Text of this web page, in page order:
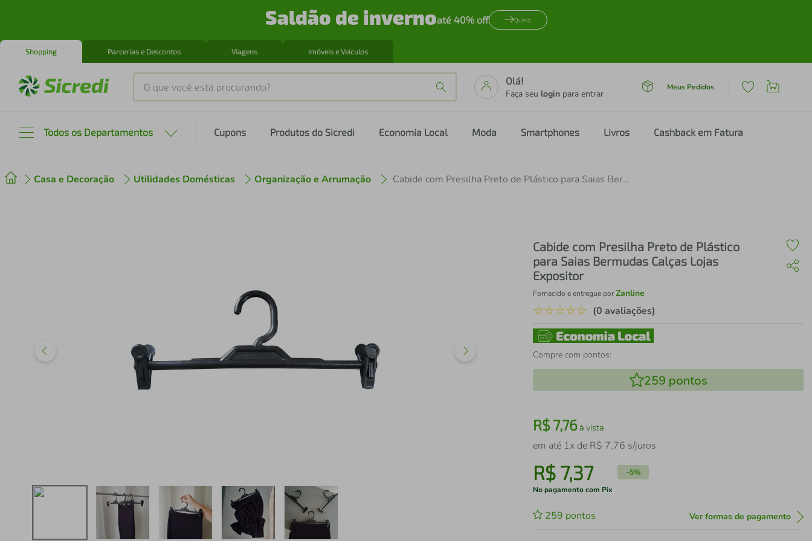
Saldão de invernoaté 40% off Quero
Shopping Parcerias e Descontos Viagens Imóveis e Veículos
O que você está procurando?
Olá!
Faça seu login para entrar
Meus Pedidos
Todos os Departamentos Cupons Produtos do Sicredi Economia Local Moda Smartphones Livros Cashback em Fatura
Casa e Decoração Utilidades Domésticas Organização e Arrumação Cabide com Presilha Preto de Plástico para Saias Bermudas Calças Lojas Expositor
Cabide com Presilha Preto de Plástico
para Saias Bermudas Calças Lojas
Expositor
Fornecido e entregue porZanline
☆☆☆☆☆ (0 avaliações)
Compre com pontos:
259 pontos
R$7,76à vista
em até 1x de R$ 7,76 s/juros
R$ 7,37 -5%
No pagamento com Pix
259 pontos Ver formas de pagamento
º cafeteira